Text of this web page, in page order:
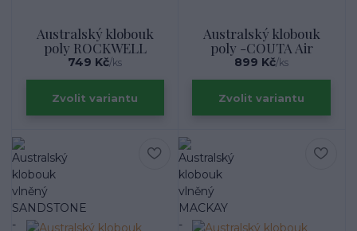
Australský klobouk
poly ROCKWELL
749 Kč/ks
Zvolit variantu
Australský klobouk
poly -COUTA Air
899 Kč/ks
Zvolit variantu